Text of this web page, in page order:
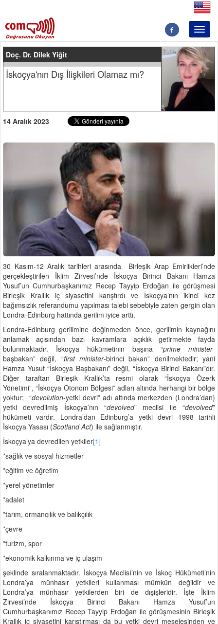
Doç. Dr. Dilek Yiğit
İskoçya'nın Dış İlişkileri Olamaz mı?
14 Aralık 2023
30 Kasım-12 Aralık tarihleri arasında Birleşik Arap Emirlikleri’nde
gerçekleştirilen İklim Zirvesi’nde İskoçya Birinci Bakanı Hamza
Yusuf’un Cumhurbaşkanımız Recep Tayyip Erdoğan ile görüşmesi
Birleşik Krallık iç siyasetini karıştırdı ve İskoçya’nın ikinci kez
bağımsızlık referandumu yapılması talebi sebebiyle zaten gergin olan
Londra-Edinburg hattında gerilim iyice arttı.
Londra-Edinburg gerilimine değinmeden önce, gerilimin kaynağını
anlamak açısından bazı kavramlara açıklık getirmekte fayda
bulunmaktadır. İskoçya hükümetinin başına “prime minister-
başbakan” değil, “first minister-birinci bakan” denilmektedir; yani
Hamza Yusuf “İskoçya Başbakanı” değil, “İskoçya Birinci Bakanı”dır.
Diğer taraftan Birleşik Krallık’ta resmi olarak “İskoçya Özerk
Yönetimi”, “İskoçya Otonom Bölgesi” adları altında herhangi bir bölge
yoktur; “devolution-yetki devri” adı altında merkezden (Londra’dan)
yetki devredilmiş İskoçya’nın “devolved” meclisi ile “devolved”
hükümeti vardır. Londra’dan Edinburg’a yetki devri 1998 tarihli
İskoçya Yasası (Scotland Act) ile sağlanmıştır.
İskoçya’ya devredilen yetkiler[1]
*sağlık ve sosyal hizmetler
*eğitim ve öğretim
*yerel yönetimler
*adalet
*tarım, ormancılık ve balıkçılık
*çevre
*turizm, spor
*ekonomik kalkınma ve iç ulaşım
şeklinde sıralanmaktadır. İskoçya Meclisi’nin ve İskoç Hükümeti’nin
Londra’ya münhasır yetkileri kullanması mümkün değildir ve
Londra’ya münhasır yetkilerden biri de dışişleridir. İşte İklim
Zirvesi’nde İskoçya Birinci Bakanı Hamza Yusuf’un
Cumhurbaşkanımız Recep Tayyip Erdoğan ile görüşmesinin Birleşik
Krallık iç siyasetini karıştırması da bu yetki devri meselesinden ve